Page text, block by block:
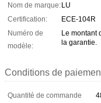
Nom de marque:LU
Certification:
ECE-104R
Numéro de
modèle:
Le montant
la garantie.
Conditions de
Quantité de commande